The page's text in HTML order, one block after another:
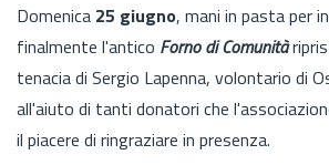
Domenica 25 giugno, mani in pasta per
finalmente l'antico Forno di Comunità
tenacia di Sergio Lapenna, volontario di
all'aiuto di tanti donatori che
il piacere di ringraziare in presenza.